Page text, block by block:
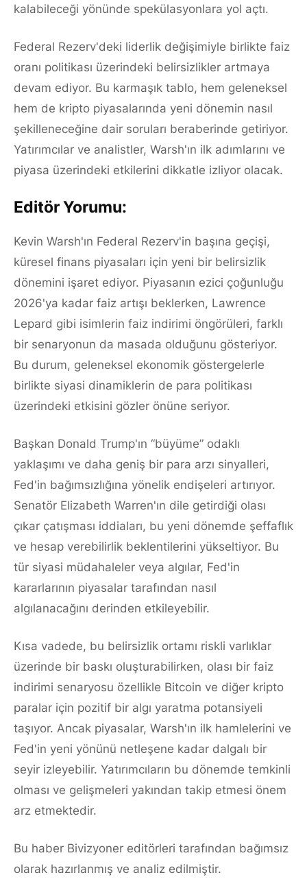
kalabileceği yönünde spekülasyonlara yol açtı.
Federal Rezerv'deki liderlik değişimiyle birlikte faiz
oranı politikası üzerindeki belirsizlikler artmaya
devam ediyor. Bu karmaşık tablo, hem geleneksel
hem de kripto piyasalarında yeni dönemin nasıl
şekilleneceğine dair soruları beraberinde getiriyor.
Yatırımcılar ve analistler, Warsh'ın ilk adımlarını ve
piyasa üzerindeki etkilerini dikkatle izliyor olacak.
Editör Yorumu:
Kevin Warsh'ın Federal Rezerv'in başına geçişi,
küresel finans piyasaları için yeni bir belirsizlik
dönemini işaret ediyor. Piyasanın ezici çoğunluğu
2026'ya kadar faiz artışı beklerken, Lawrence
Lepard gibi isimlerin faiz indirimi öngörüleri, farklı
bir senaryonun da masada olduğunu gösteriyor.
Bu durum, geleneksel ekonomik göstergelerle
birlikte siyasi dinamiklerin de para politikası
üzerindeki etkisini gözler önüne seriyor.
Başkan Donald Trump'ın “büyüme” odaklı
yaklaşımı ve daha geniş bir para arzı sinyalleri,
Fed'in bağımsızlığına yönelik endişeleri artırıyor.
Senatör Elizabeth Warren'ın dile getirdiği olası
çıkar çatışması iddiaları, bu yeni dönemde şeffaflık
ve hesap verebilirlik beklentilerini yükseltiyor. Bu
tür siyasi müdahaleler veya algılar, Fed'in
kararlarının piyasalar tarafından nasıl
algılanacağını derinden etkileyebilir.
Kısa vadede, bu belirsizlik ortamı riskli varlıklar
üzerinde bir baskı oluşturabilirken, olası bir faiz
indirimi senaryosu özellikle Bitcoin ve diğer kripto
paralar için pozitif bir algı yaratma potansiyeli
taşıyor. Ancak piyasalar, Warsh'ın ilk hamlelerini ve
Fed'in yeni yönünü netleşene kadar dalgalı bir
seyir izleyebilir. Yatırımcıların bu dönemde temkinli
olması ve gelişmeleri yakından takip etmesi önem
arz etmektedir.
Bu haber Bivizyoner editörleri tarafından bağımsız
olarak hazırlanmış ve analiz edilmiştir.